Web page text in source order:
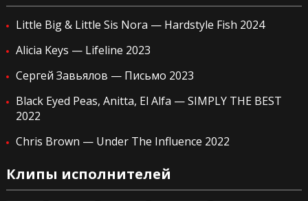
Little Big & Little Sis Nora — Hardstyle Fish 2024
Alicia Keys — Lifeline 2023
Сергей Завьялов — Письмо 2023
Black Eyed Peas, Anitta, El Alfa — SIMPLY THE BEST
2022
Chris Brown — Under The Influence 2022
Клипы исполнителей